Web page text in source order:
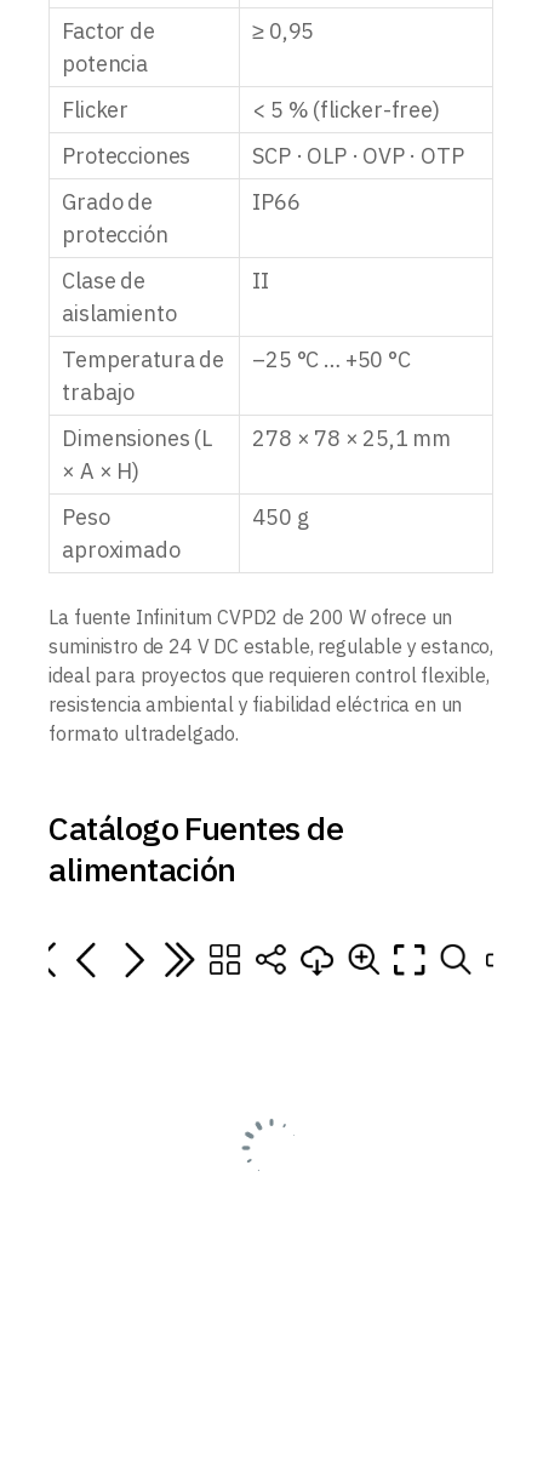
Factor de
potencia
≥ 0,95
Flicker
< 5 % (flicker-free)
Protecciones
SCP · OLP · OVP · OTP
Grado de
protección
IP66
Clase de
aislamiento
II
Temperatura de
trabajo
–25 °C … +50 °C
Dimensiones (L
× A × H)
278 × 78 × 25,1 mm
Peso
aproximado
450 g
La fuente Infinitum CVPD2 de 200 W ofrece un
suministro de 24 V DC estable, regulable y estanco,
ideal para proyectos que requieren control flexible,
resistencia ambiental y fiabilidad eléctrica en un
formato ultradelgado.
Catálogo Fuentes de
alimentación